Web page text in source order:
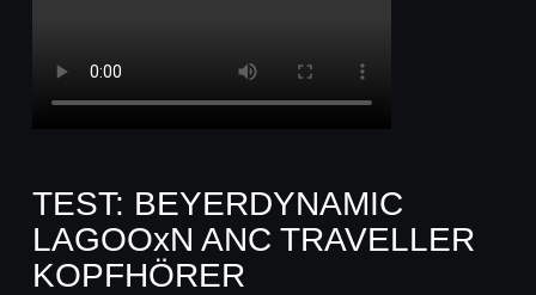
TEST: BEYERDYNAMIC
LAGOOxN ANC TRAVELLER
KOPFHÖRER